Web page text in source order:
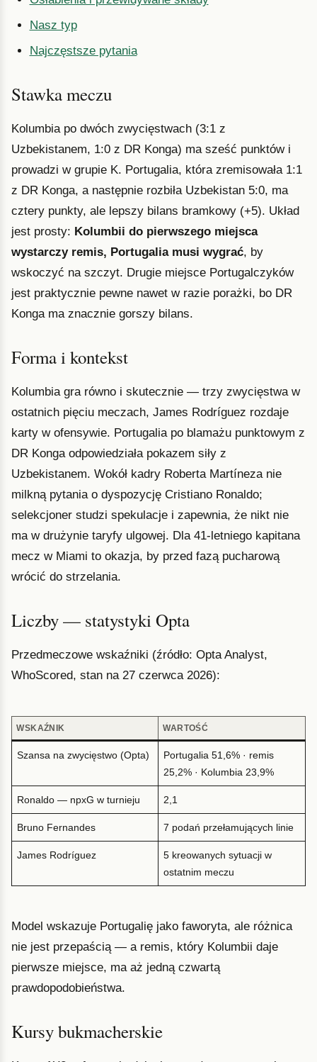
Nasz typ
Najczęstsze pytania
Stawka meczu
Kolumbia po dwóch zwycięstwach (3:1 z
Uzbekistanem, 1:0 z DR Konga) ma sześć punktów i
prowadzi w grupie K. Portugalia, która zremisowała 1:1
z DR Konga, a następnie rozbiła Uzbekistan 5:0, ma
cztery punkty, ale lepszy bilans bramkowy (+5). Układ
jest prosty: Kolumbii do pierwszego miejsca
wystarczy remis, Portugalia musi wygrać, by
wskoczyć na szczyt. Drugie miejsce Portugalczyków
jest praktycznie pewne nawet w razie porażki, bo DR
Konga ma znacznie gorszy bilans.
Forma i kontekst
Kolumbia gra równo i skutecznie — trzy zwycięstwa w
ostatnich pięciu meczach, James Rodríguez rozdaje
karty w ofensywie. Portugalia po blamażu punktowym z
DR Konga odpowiedziała pokazem siły z
Uzbekistanem. Wokół kadry Roberta Martíneza nie
milkną pytania o dyspozycję Cristiano Ronaldo;
selekcjoner studzi spekulacje i zapewnia, że nikt nie
ma w drużynie taryfy ulgowej. Dla 41-letniego kapitana
mecz w Miami to okazja, by przed fazą pucharową
wrócić do strzelania.
Liczby — statystyki Opta
Przedmeczowe wskaźniki (źródło: Opta Analyst,
WhoScored, stan na 27 czerwca 2026):
WSKAŹNIK WARTOŚĆ
Szansa na zwycięstwo (Opta)
Portugalia 51,6% · remis
25,2% · Kolumbia 23,9%
Ronaldo — npxG w turnieju 2,1
Bruno Fernandes 7 podań przełamujących linie
James Rodríguez
5 kreowanych sytuacji w
ostatnim meczu
Model wskazuje Portugalię jako faworyta, ale różnica
nie jest przepaścią — a remis, który Kolumbii daje
pierwsze miejsce, ma aż jedną czwartą
prawdopodobieństwa.
Kursy bukmacherskie